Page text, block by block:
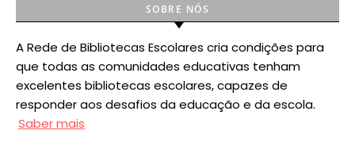
SOBRE NÓS
A Rede de Bibliotecas Escolares cria condições para
que todas as comunidades educativas tenham
excelentes bibliotecas escolares, capazes de
responder aos desafios da educação e da escola.
Saber mais